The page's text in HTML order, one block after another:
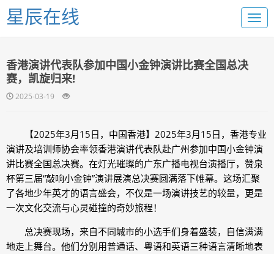
星辰在线
香港演讲代表队参加中国小金钟演讲比赛全国总决
赛，凯旋归来!
2025-03-19
【2025年3月15日，中国香港】2025年3月15日，香港专业
演讲及培训师协会率领香港演讲代表队赴广州参加中国小金钟演
讲比赛全国总决赛。在灯光璀璨的广东广播电视台演播厅，赞泉
杯第三届“敲响小金钟”演讲展演总决赛圆满落下帷幕。这场汇聚
了各地少年英才的语言盛会，不仅是一场演讲技艺的较量，更是
一次文化交流与心灵碰撞的奇妙旅程！
总决赛现场，来自不同城市的小选手们身着盛装，自信满满
地走上舞台。他们分别用普通话、粤语和英语三种语言清晰地表